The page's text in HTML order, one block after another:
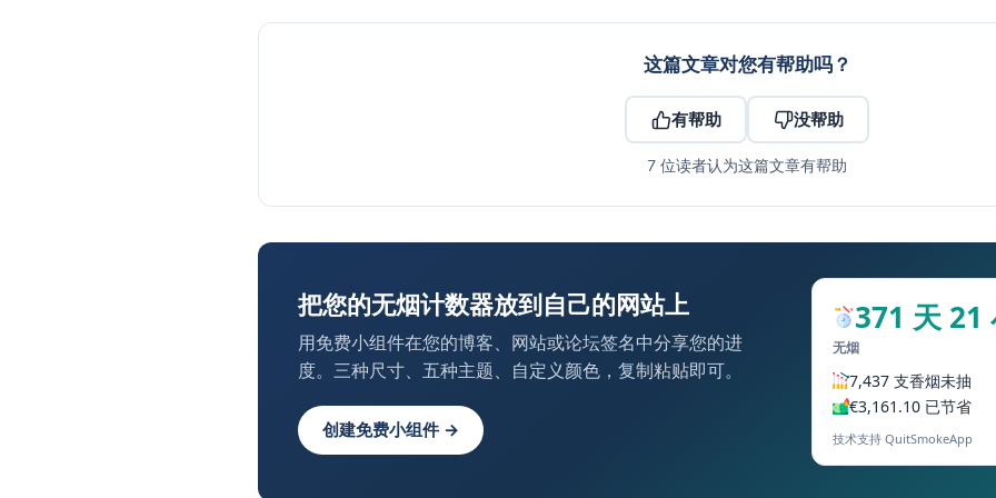
这篇文章对您有帮助吗？
有帮助 没帮助
7 位读者认为这篇文章有帮助
把您的无烟计数器放到自己的网站上
用免费小组件在您的博客、网站或论坛签名中分享您的进
度。三种尺寸、五种主题、自定义颜色，复制粘贴即可。
创建免费小组件 →
371 天 21
无烟
7,437 支香烟未抽
€3,161.10 已节省
技术支持 QuitSmokeApp